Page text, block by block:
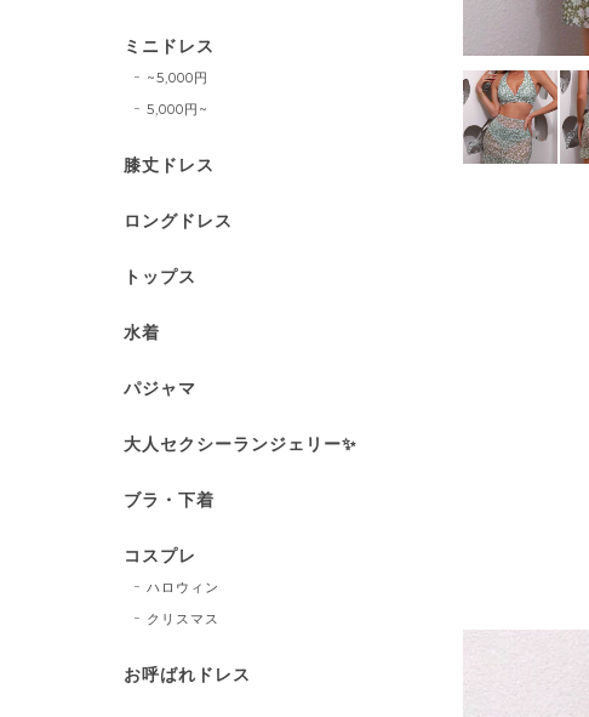
ミニドレス
~5,000円
5,000円~
膝丈ドレス
ロングドレス
トップス
水着
パジャマ
大人セクシーランジェリー✨
ブラ・下着
コスプレ
ハロウィン
クリスマス
お呼ばれドレス